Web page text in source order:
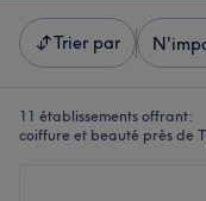
Trier par
11 établissements offrant:
coiffure et beauté près de